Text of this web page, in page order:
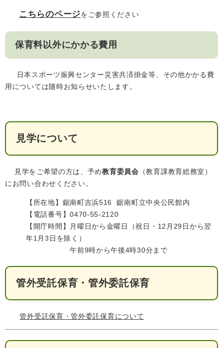
こちらのページをご参照ください
保育料以外にかかる費用
日本スポーツ振興センター災害共済掛金等、その他かかる費
用については随時お知らせいたします。
見学について
見学をご希望の方は、予め教育委員会 （教育課教育総務室）
にお問い合わせください。
【所在地】鋸南町吉浜516 鋸南町立中央公民館内
【電話番号】0470-55-2120
【開庁時間】月曜日から金曜日（祝日・12月29日から翌
年1月3日を除く）
午前9時から午後4時30分まで
管外受託保育・管外委託保育
管外受託保育・管外委託保育について